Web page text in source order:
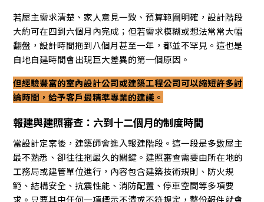
若屋主需求清楚、家人意見一致、預算範圍明確，設計階段
大約可在四到六個月內完成；但若需求模糊或想法常常大幅
翻盤，設計時間拖到八個月甚至一年，都並不罕見。這也是
自地自建時間會出現巨大差異的第一個原因。
但經驗豐富的室內設計公司或建築工程公司可以縮短許多討
論時間，給予客戶最精準專業的建議。
報建與建照審查：六到十二個月的制度時間
當設計定案後，建築師會進入報建階段。這一段是多數屋主
最不熟悉、卻往往拖最久的關鍵。建照審查需要由所在地的
工務局或建管單位進行，內容包含建築技術規則、防火規
範、結構安全、抗震性能、消防配置、停車空間等多項要
求。只要其中任何一項標示不清或不符規定，整份報件就會